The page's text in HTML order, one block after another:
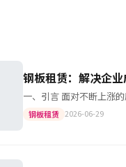
钢板租赁：解决企
一、引言 面对不断上涨
钢板租赁 2026-06-29